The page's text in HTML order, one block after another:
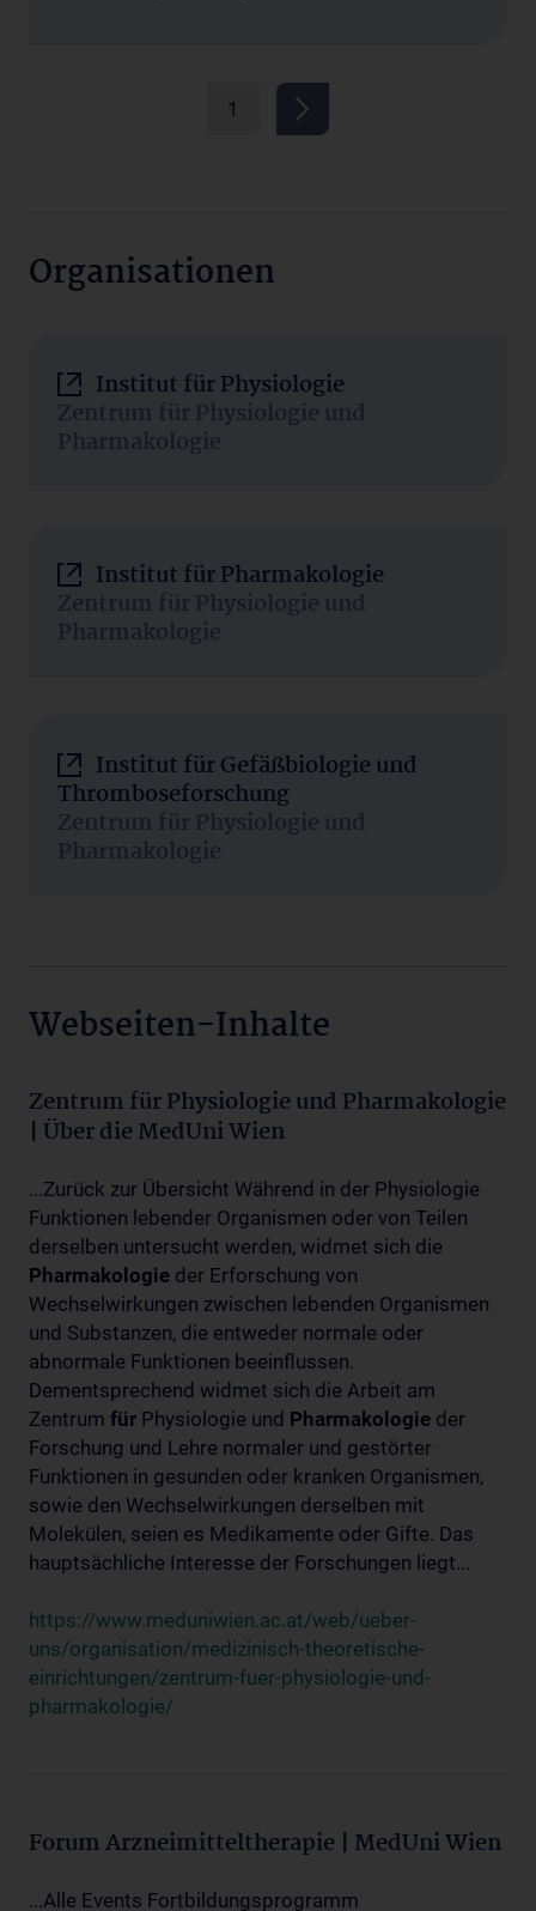
1
Organisationen
Institut für Physiologie
Zentrum für Physiologie und
Pharmakologie
Institut für Pharmakologie
Zentrum für Physiologie und
Pharmakologie
Institut für Gefäßbiologie und
Thromboseforschung
Zentrum für Physiologie und
Pharmakologie
Webseiten-Inhalte
Zentrum für Physiologie und Pharmakologie
| Über die MedUni Wien
...Zurück zur Übersicht Während in der Physiologie
Funktionen lebender Organismen oder von Teilen
derselben untersucht werden, widmet sich die
Pharmakologie der Erforschung von
Wechselwirkungen zwischen lebenden Organismen
und Substanzen, die entweder normale oder
abnormale Funktionen beeinflussen.
Dementsprechend widmet sich die Arbeit am
Zentrum für Physiologie und Pharmakologie der
Forschung und Lehre normaler und gestörter
Funktionen in gesunden oder kranken Organismen,
sowie den Wechselwirkungen derselben mit
Molekülen, seien es Medikamente oder Gifte. Das
hauptsächliche Interesse der Forschungen liegt...
https://www.meduniwien.ac.at/web/ueber-
uns/organisation/medizinisch-theoretische-
einrichtungen/zentrum-fuer-physiologie-und-
pharmakologie/
Forum Arzneimitteltherapie | MedUni Wien
...Alle Events Fortbildungsprogramm